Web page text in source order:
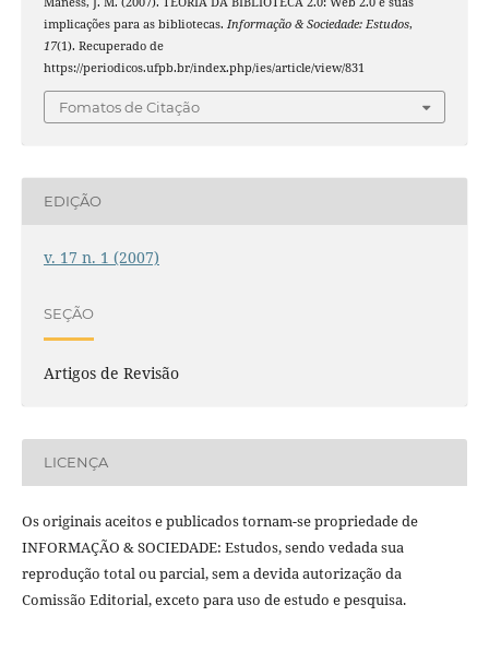
implicações para as bibliotecas. Informação & Sociedade: Estudos,
17(1). Recuperado de
https://periodicos.ufpb.br/index.php/ies/article/view/831
Fomatos de Citação
EDIÇÃO
v. 17 n. 1 (2007)
SEÇÃO
Artigos de Revisão
LICENÇA
Os originais aceitos e publicados tornam-se propriedade de
INFORMAÇÃO & SOCIEDADE: Estudos, sendo vedada sua
reprodução total ou parcial, sem a devida autorização da
Comissão Editorial, exceto para uso de estudo e pesquisa.